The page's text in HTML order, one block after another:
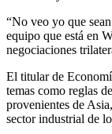
“No veo yo que
equipo que está en
negociaciones
El titular de
temas como reglas
provenientes de
sector industrial de